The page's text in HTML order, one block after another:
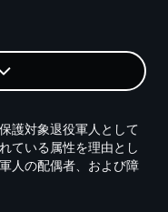
護対象退役軍人として
ている属性を理由とし
人の配偶者、および障